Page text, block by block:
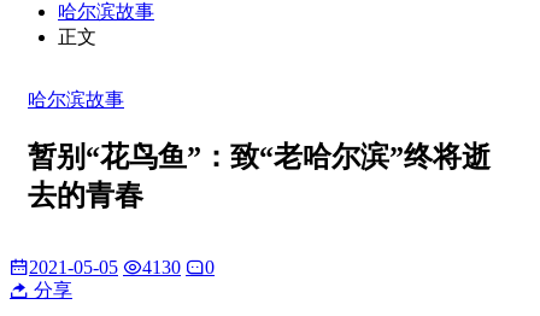
哈尔滨故事
正文
哈尔滨故事
暂别“花鸟鱼”：致“老哈尔滨”终将逝
去的青春
2021-05-05 4130
0
分享